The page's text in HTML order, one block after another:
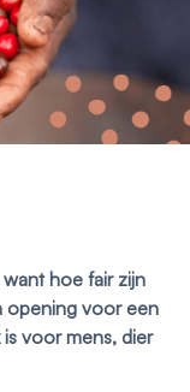
hoe fair zijn
opening voor een
voor mens, dier